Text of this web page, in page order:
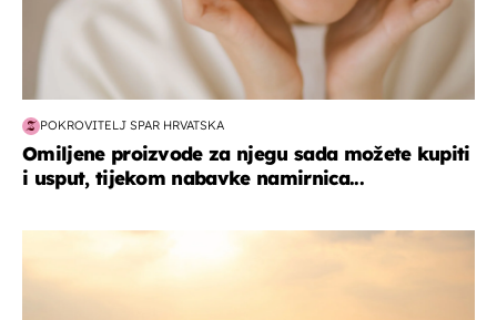
POKROVITELJ SPAR HRVATSKA
Omiljene proizvode za njegu sada možete kupiti
i usput, tijekom nabavke namirnica...